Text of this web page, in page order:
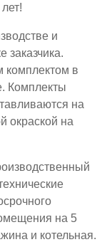
и
заказчика.
комплектом в
Комплекты
на
окраской на
на 5
и котельная.